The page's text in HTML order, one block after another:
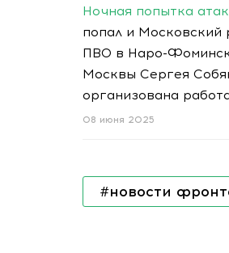
Ночная попытка
попал и
ПВО в Наро-
Москвы Сергея
организована
08 июня 2025
#новости